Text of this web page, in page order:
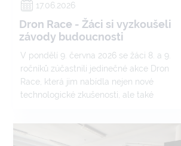
17.06.2026
Dron Race - Žáci si vyzkoušeli
závody budoucnosti
V pondělí 9. června 2026 se žáci 8. a 9.
ročníků zúčastnili jedinečné akce Dron
Race, která jim nabídla nejen nové
technologické zkušenosti, ale také